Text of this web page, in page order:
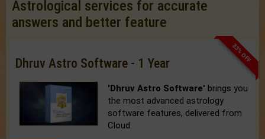
Astrological services for accurate
answers and better feature
33% OFF
Dhruv Astro Software - 1 Year
'Dhruv Astro Software' brings you
the most advanced astrology
software features, delivered from
Cloud.